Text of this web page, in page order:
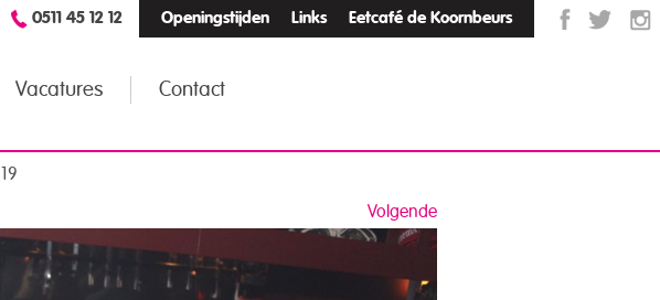
Openingstijden Links Eetcafé de Koornbeurs
0511 45 12 12
Vacatures Contact
Volgende